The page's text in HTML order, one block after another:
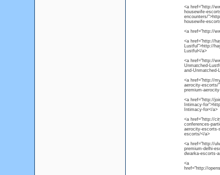
<a href="http://
housewife-
encounters/
housewife-
<a href="http://
<a href="http://
Lustful">http://
Lustful</a>
<a href="http://
Unmatched-
and-Unmatched-
<a href="http://
aerocity-escorts/
premium-
<a href="http://
Intimacy-
Intimacy-for</a>
<a href="http://
conferences-
aerocity-escorts-
escorts/</a>
<a href="http://
premium-delhi-
dwarka-escorts-
<a
href="http://